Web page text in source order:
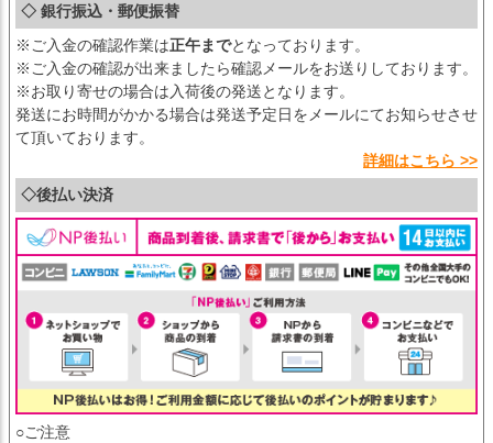
◇ 銀行振込・郵便振替
※ご入金の確認作業は正午までとなっております。
※ご入金の確認が出来ましたら確認メールをお送りしております。
※お取り寄せの場合は入荷後の発送となります。
発送にお時間がかかる場合は発送予定日をメールにてお知らせさせ
て頂いております。
詳細はこちら >>
◇後払い決済
○ご注意